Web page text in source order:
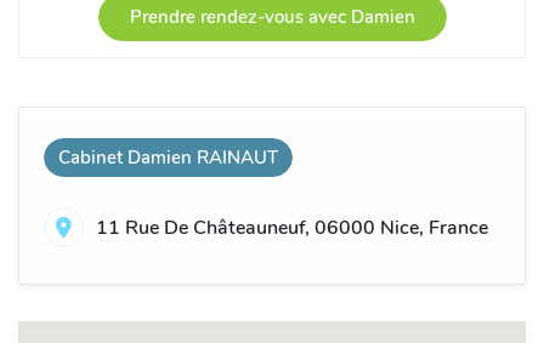
Cabinet Damien RAINAUT
11 Rue De Châteauneuf, 06000 Nice, France
Prendre rendez-vous avec Damien